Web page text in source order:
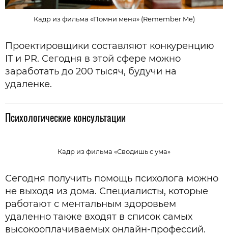
Кадр из фильма «Помни меня» (Remember Me)
Проектировщики составляют конкуренцию
IT и PR. Сегодня в этой сфере можно
заработать до 200 тысяч, будучи на
удаленке.
Психологические консультации
Кадр из фильма «Сводишь с ума»
Сегодня получить помощь психолога можно
не выходя из дома. Специалисты, которые
работают с ментальным здоровьем
удаленно также входят в список самых
высокооплачиваемых онлайн-профессий.